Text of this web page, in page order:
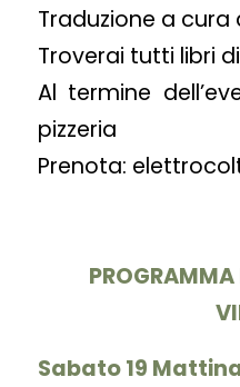
Traduzione a cura
Troverai tutti libri
Al termine
pizzeria
Prenota:
PROGRAMMA
Sabato 19